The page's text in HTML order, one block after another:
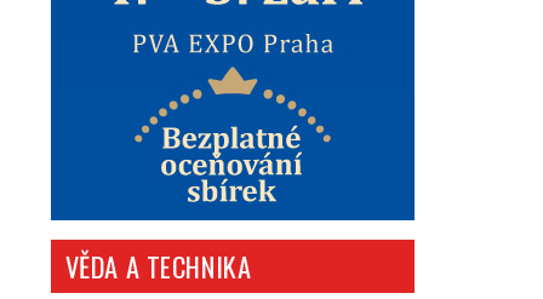
VĚDA A TECHNIKA